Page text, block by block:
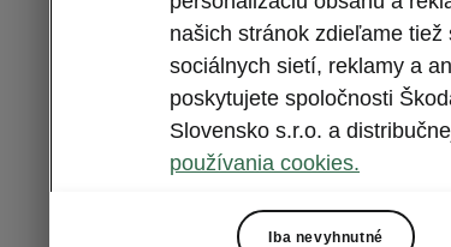
našich stránok zdieľame tiež
sociálnych sietí, reklamy a
poskytujete spoločnosti
Slovensko s.r.o. a
používania cookies.
Iba nevyhnutné